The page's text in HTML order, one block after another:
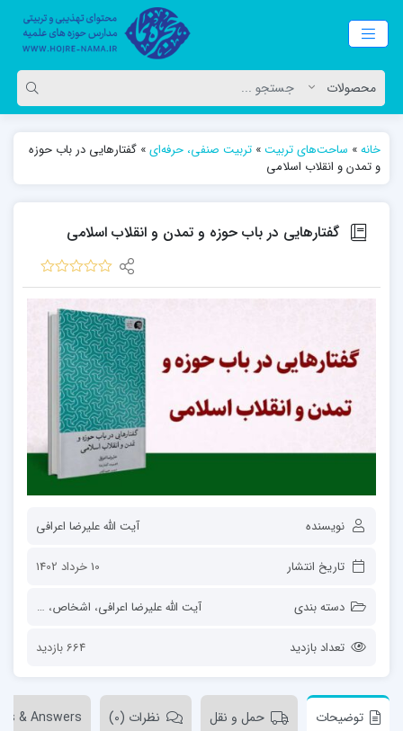
خانه» ساحت‌های تربیت» تربیت صنفی، حرفه‌ای» گفتارهایی در باب حوزه
و تمدن و انقلاب اسلامی
گفتارهایی در باب حوزه و تمدن و انقلاب اسلامی
نویسنده آیت الله علیرضا اعرافی
تاریخ انتشار 10 خرداد 1402
دسته بندی آیت الله علیرضا اعرافی، اشخاص، تربیت
تعداد بازدید 664 بازدید
توضیحات حمل و نقل نظرات (0) & Answers